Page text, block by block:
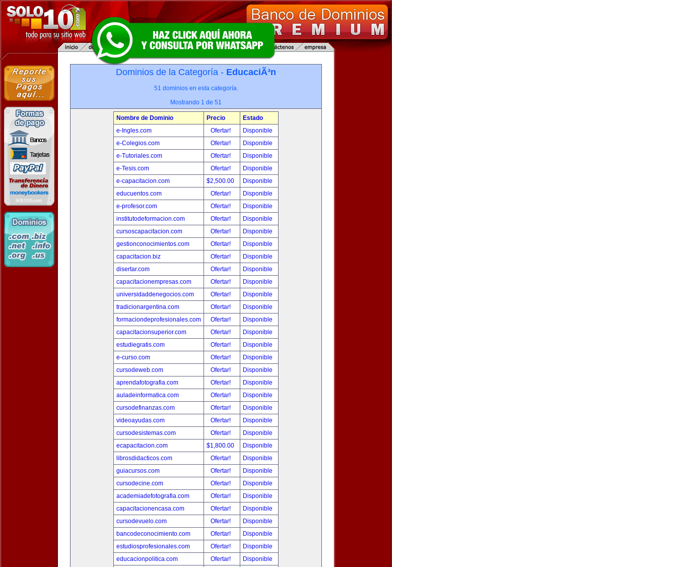
Dominios de la Categoría - EducaciÃ³n
51 dominios en esta categoría.
Mostrando 1 de 51
Nombre de Dominio Precio
Estado
e-Ingles.com
Ofertar!
Disponible
e-Colegios.com
Ofertar!
Disponible
e-Tutoriales.com
Ofertar!
Disponible
e-Tesis.com
Ofertar!
Disponible
e-capacitacion.com
$2,500.00
Disponible
educuentos.com
Ofertar!
Disponible
e-profesor.com
Ofertar!
Disponible
institutodeformacion.com
Ofertar!
Disponible
cursoscapacitacion.com
Ofertar!
Disponible
gestionconocimientos.com
Ofertar!
Disponible
capacitacion.biz
Ofertar!
Disponible
disertar.com
Ofertar!
Disponible
capacitacionempresas.com
Ofertar!
Disponible
universidaddenegocios.com
Ofertar!
Disponible
tradicionargentina.com
Ofertar!
Disponible
formaciondeprofesionales.com
Ofertar!
Disponible
capacitacionsuperior.com
Ofertar!
Disponible
estudiegratis.com
Ofertar!
Disponible
e-curso.com
Ofertar!
Disponible
cursodeweb.com
Ofertar!
Disponible
aprendafotografia.com
Ofertar!
Disponible
auladeinformatica.com
Ofertar!
Disponible
cursodefinanzas.com
Ofertar!
Disponible
videoayudas.com
Ofertar!
Disponible
cursodesistemas.com
Ofertar!
Disponible
ecapacitacion.com
$1,800.00
Disponible
librosdidacticos.com
Ofertar!
Disponible
guiacursos.com
Ofertar!
Disponible
cursodecine.com
Ofertar!
Disponible
academiadefotografia.com
Ofertar!
Disponible
capacitacionencasa.com
Ofertar!
Disponible
cursodevuelo.com
Ofertar!
Disponible
bancodeconocimiento.com
Ofertar!
Disponible
estudiosprofesionales.com
Ofertar!
Disponible
educacionpolitica.com
Ofertar!
Disponible